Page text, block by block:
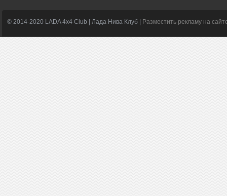
© 2014-2020 LADA 4x4 Club | Лада Нива Клуб | Разместить рекламу на